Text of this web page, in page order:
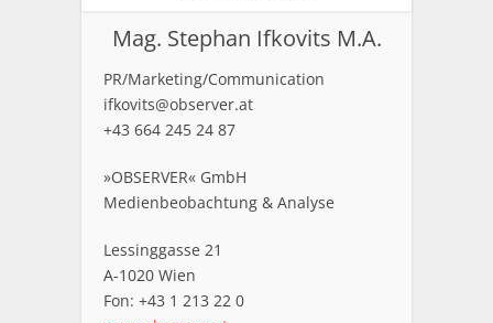
Mag. Stephan Ifkovits M.A.
PR/Marketing/Communication
ifkovits@observer.at
+43 664 245 24 87
»OBSERVER« GmbH
Medienbeobachtung & Analyse
Lessinggasse 21
A-1020 Wien
Fon: +43 1 213 22 0